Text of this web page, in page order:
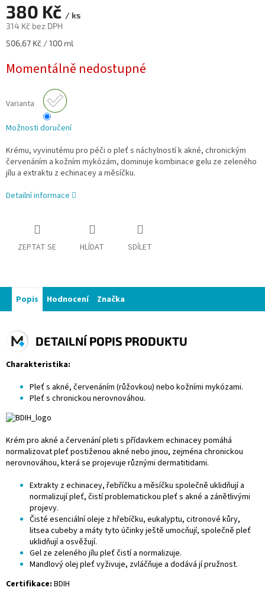
380 Kč / ks
314 Kč bez DPH
Měrná
506,67 Kč / 100 ml
Momentálně nedostupné
Varianta
Možnosti doručení
Krému, vyvinutému pro péči o pleť s náchylností k akné, chronickým
červenáním a kožním mykózám, dominuje kombinace gelu ze zeleného
jílu a extraktu z echinacey a měsíčku.
Detailní informace
ZEPTAT SE HLÍDAT SDÍLET
Popis Hodnocení Značka
DETAILNÍ POPIS PRODUKTU
Charakteristika:
Pleť s akné, červenáním (růžovkou) nebo kožními mykózami.
Pleť s chronickou nerovnováhou.
Krém pro akné a červenání pleti s přídavkem echinacey pomáhá
normalizovat pleť postiženou akné nebo jinou, zejména chronickou
nerovnováhou, která se projevuje různými dermatitidami.
Extrakty z echinacey, řebříčku a měsíčku společně uklidňují a
normalizují pleť, čistí problematickou pleť s akné a zánětlivými
projevy.
Čisté esenciální oleje z hřebíčku, eukalyptu, citronové kůry,
litsea cubeby a máty tyto účinky ještě umocňují, společně pleť
uklidňují a osvěžují.
Gel ze zeleného jílu pleť čistí a normalizuje.
Mandlový olej pleť vyživuje, zvláčňuje a dodává jí pružnost.
Certifikace: BDIH